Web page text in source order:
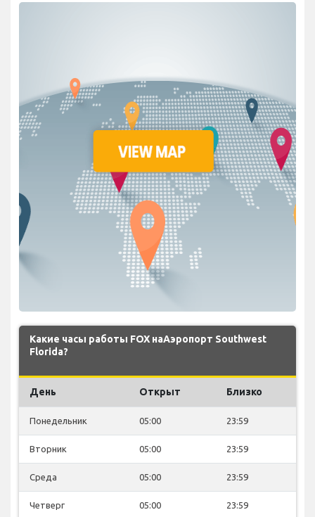
Какие часы работы FOX наАэропорт Southwest
Florida?
День Открыт Близко
Понедельник 05:00 23:59
Вторник 05:00 23:59
Среда 05:00 23:59
Четверг 05:00 23:59